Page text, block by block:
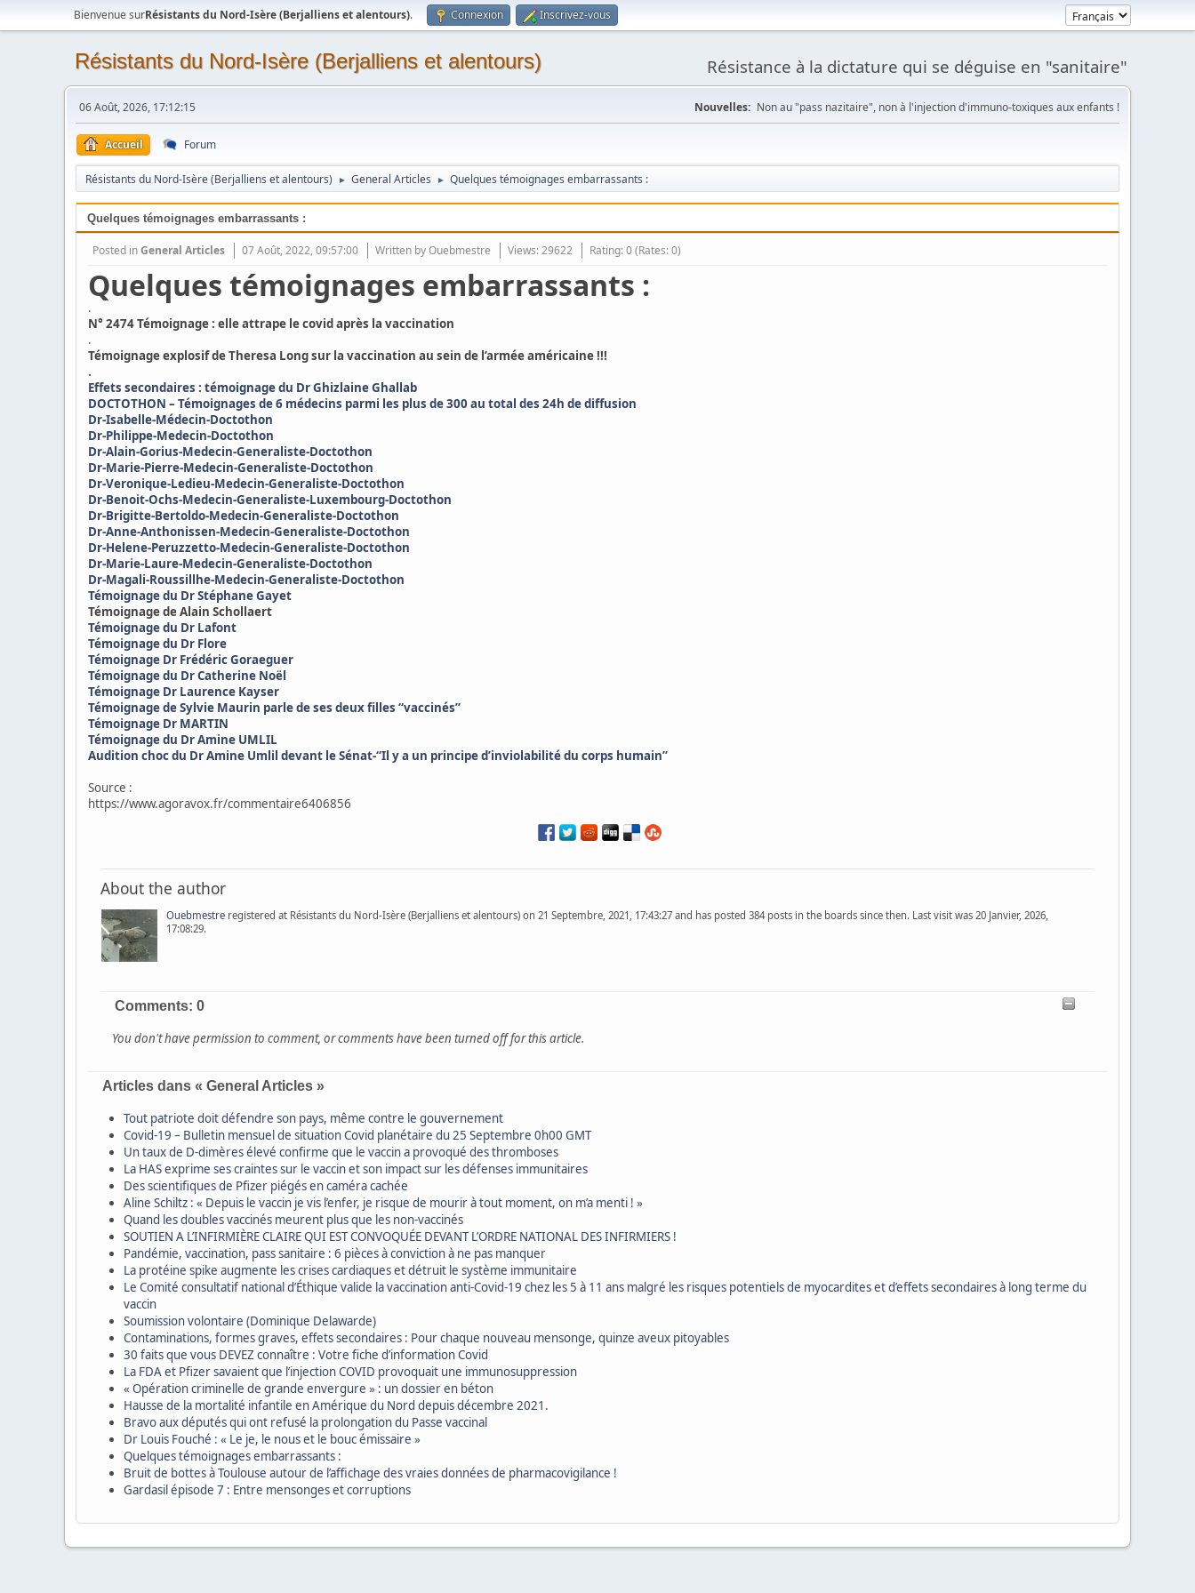
Bienvenue surRésistants du Nord-Isère (Berjalliens et alentours). Connexion Inscrivez-vous
Résistants du Nord-Isère (Berjalliens et alentours) Résistance à la dictature qui se déguise en "sanitaire"
06 Août, 2026, 17:12:15 Nouvelles: Non au "pass nazitaire", non à l'injection d'immuno-toxiques aux enfants !
Accueil Forum
Résistants du Nord-Isère (Berjalliens et alentours) ► General Articles ► Quelques témoignages embarrassants :
Quelques témoignages embarrassants :
Posted inGeneral Articles 07 Août, 2022, 09:57:00 Written byOuebmestre Views: 29622 Rating: 0 (Rates: 0)
Quelques témoignages embarrassants :
.
N° 2474 Témoignage : elle attrape le covid après la vaccination
.
Témoignage explosif de Theresa Long sur la vaccination au sein de l’armée américaine !!!
.
Effets secondaires : témoignage du Dr Ghizlaine Ghallab
DOCTOTHON – Témoignages de 6 médecins parmi les plus de 300 au total des 24h de diffusion
Dr-Isabelle-Médecin-Doctothon
Dr-Philippe-Medecin-Doctothon
Dr-Alain-Gorius-Medecin-Generaliste-Doctothon
Dr-Marie-Pierre-Medecin-Generaliste-Doctothon
Dr-Veronique-Ledieu-Medecin-Generaliste-Doctothon
Dr-Benoit-Ochs-Medecin-Generaliste-Luxembourg-Doctothon
Dr-Brigitte-Bertoldo-Medecin-Generaliste-Doctothon
Dr-Anne-Anthonissen-Medecin-Generaliste-Doctothon
Dr-Helene-Peruzzetto-Medecin-Generaliste-Doctothon
Dr-Marie-Laure-Medecin-Generaliste-Doctothon
Dr-Magali-Roussillhe-Medecin-Generaliste-Doctothon
Témoignage du Dr Stéphane Gayet
Témoignage de Alain Schollaert
Témoignage du Dr Lafont
Témoignage du Dr Flore
Témoignage Dr Frédéric Goraeguer
Témoignage du Dr Catherine Noël
Témoignage Dr Laurence Kayser
Témoignage de Sylvie Maurin parle de ses deux filles “vaccinés”
Témoignage Dr MARTIN
Témoignage du Dr Amine UMLIL
Audition choc du Dr Amine Umlil devant le Sénat-“Il y a un principe d’inviolabilité du corps humain”
Source :
https://www.agoravox.fr/commentaire6406856
About the author
Ouebmestreregistered at Résistants du Nord-Isère (Berjalliens et alentours) on 21 Septembre, 2021, 17:43:27 and has posted 384 posts in the boards since then. Last visit was 20 Janvier, 2026,
17:08:29.
Comments: 0
You don't have permission to comment, or comments have been turned off for this article.
Articles dans « General Articles »
Tout patriote doit défendre son pays, même contre le gouvernement
Covid-19 – Bulletin mensuel de situation Covid planétaire du 25 Septembre 0h00 GMT
Un taux de D-dimères élevé confirme que le vaccin a provoqué des thromboses
La HAS exprime ses craintes sur le vaccin et son impact sur les défenses immunitaires
Des scientifiques de Pfizer piégés en caméra cachée
Aline Schiltz : « Depuis le vaccin je vis l’enfer, je risque de mourir à tout moment, on m’a menti ! »
Quand les doubles vaccinés meurent plus que les non-vaccinés
SOUTIEN A L’INFIRMIÈRE CLAIRE QUI EST CONVOQUÉE DEVANT L’ORDRE NATIONAL DES INFIRMIERS !
Pandémie, vaccination, pass sanitaire : 6 pièces à conviction à ne pas manquer
La protéine spike augmente les crises cardiaques et détruit le système immunitaire
Le Comité consultatif national d’Éthique valide la vaccination anti-Covid-19 chez les 5 à 11 ans malgré les risques potentiels de myocardites et d’effets secondaires à long terme du
vaccin
Soumission volontaire (Dominique Delawarde)
Contaminations, formes graves, effets secondaires : Pour chaque nouveau mensonge, quinze aveux pitoyables
30 faits que vous DEVEZ connaître : Votre fiche d’information Covid
La FDA et Pfizer savaient que l’injection COVID provoquait une immunosuppression
« Opération criminelle de grande envergure » : un dossier en béton
Hausse de la mortalité infantile en Amérique du Nord depuis décembre 2021.
Bravo aux députés qui ont refusé la prolongation du Passe vaccinal
Dr Louis Fouché : « Le je, le nous et le bouc émissaire »
Quelques témoignages embarrassants :
Bruit de bottes à Toulouse autour de l’affichage des vraies données de pharmacovigilance !
Gardasil épisode 7 : Entre mensonges et corruptions